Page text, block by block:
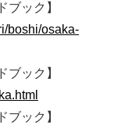
ブック】
boshi/osaka-
ブック】
ブック】